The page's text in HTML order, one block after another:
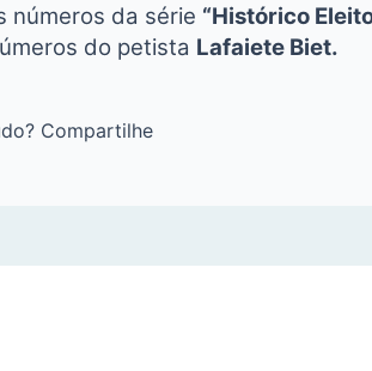
números da série “Histórico
do petista Lafaiete Biet.
Compartilhe